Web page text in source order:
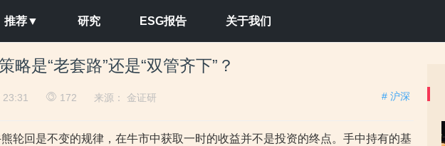
推荐▼ 研究 ESG报告 关于我们
略是“老套路”还是“双管齐下”？
# 沪深
172 来源： 金证研
轮回是不变的规律，在牛市中获取一时的收益并不是投资的终点。手中持有的基